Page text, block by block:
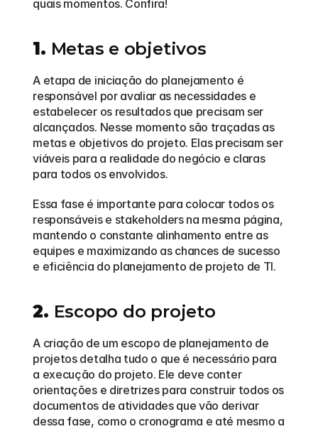
quais momentos. Confira!
1. Metas e objetivos
A etapa de iniciação do planejamento é
responsável por avaliar as necessidades e
estabelecer os resultados que precisam ser
alcançados. Nesse momento são traçadas as
metas e objetivos do projeto. Elas precisam ser
viáveis para a realidade do negócio e claras
para todos os envolvidos.
Essa fase é importante para colocar todos os
responsáveis e stakeholders na mesma página,
mantendo o constante alinhamento entre as
equipes e maximizando as chances de sucesso
e eficiência do planejamento de projeto de TI.
2. Escopo do projeto
A criação de um escopo de planejamento de
projetos detalha tudo o que é necessário para
a execução do projeto. Ele deve conter
orientações e diretrizes para construir todos os
documentos de atividades que vão derivar
dessa fase, como o cronograma e até mesmo a